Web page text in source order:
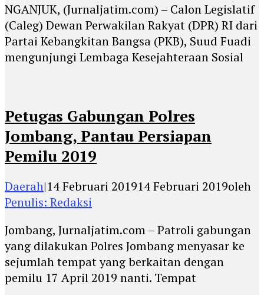
NGANJUK, (Jurnaljatim.com) – Calon Legislatif
(Caleg) Dewan Perwakilan Rakyat (DPR) RI dari
Partai Kebangkitan Bangsa (PKB), Suud Fuadi
mengunjungi Lembaga Kesejahteraan Sosial
Petugas Gabungan Polres
Jombang, Pantau Persiapan
Pemilu 2019
Daerah|14 Februari 201914 Februari 2019oleh
Penulis: Redaksi
Jombang, Jurnaljatim.com – Patroli gabungan
yang dilakukan Polres Jombang menyasar ke
sejumlah tempat yang berkaitan dengan
pemilu 17 April 2019 nanti. Tempat